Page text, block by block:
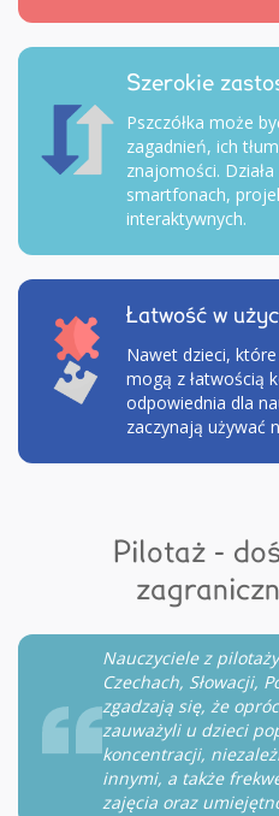
Szerokie
Pszczółka może
zagadnień, ich
znajomości.
smartfonach,
interaktywnych.
Łatwość w
Nawet dzieci,
mogą z łatwością
odpowiednia dla
zaczynają używać
Pilotaż -
Nauczyciele z
Czechach, Słowacji,
zgadzają się, że
zauważyli u dzieci
koncentracji,
innymi, a także
zajęcia oraz